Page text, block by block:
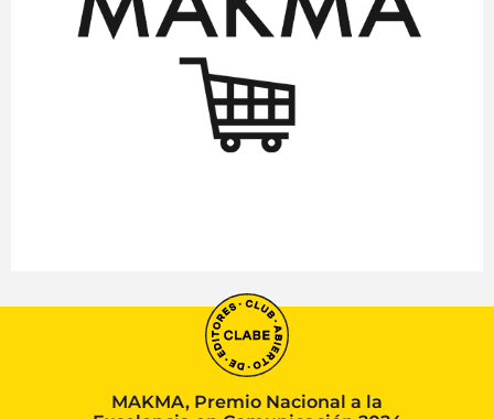
MAKMA, Premio Nacional a la